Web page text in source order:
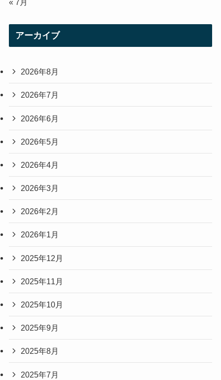
« 7月
アーカイブ
2026年8月
2026年7月
2026年6月
2026年5月
2026年4月
2026年3月
2026年2月
2026年1月
2025年12月
2025年11月
2025年10月
2025年9月
2025年8月
2025年7月